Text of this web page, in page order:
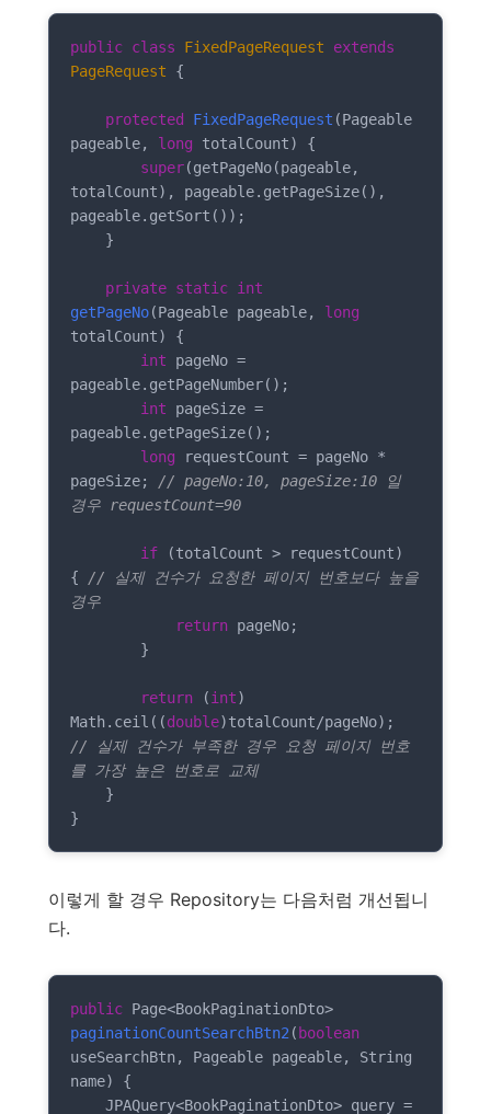
public class FixedPageRequest
extends
PageRequest
{
protected FixedPageRequest (Pageable
pageable, long totalCount)
{
super(getPageNo(pageable,
totalCount), pageable.getPageSize(),
pageable.getSort());
private static int
getPageNo(Pageable pageable, long
totalCount)
{
int pageNo =
pageable.getPageNumber();
int pageSize =
pageable.getPageSize();
long requestCount = pageNo *
pageSize;
// pageNo:10, pageSize:10 일
경우 requestCount=90
if (totalCount > requestCount)
{
// 실제 건수가 요청한 페이지 번호보다 높을
경우
return pageNo;
return (int)
Math.ceil((double
// 실제 건수가 부족한 경우 요청 페이지 번호
를 가장 높은 번호로 교체
}
이렇게 할 경우 Repository는 다음처럼 개선됩니
다.
public
paginationCountSearchBtn2( boolean
useSearchBtn, Pageable pageable, String
name)
{
    JPAQuery<BookPaginationDto> query =